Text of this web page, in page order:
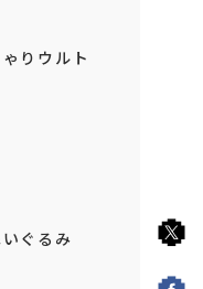
りウルト
ぐるみ